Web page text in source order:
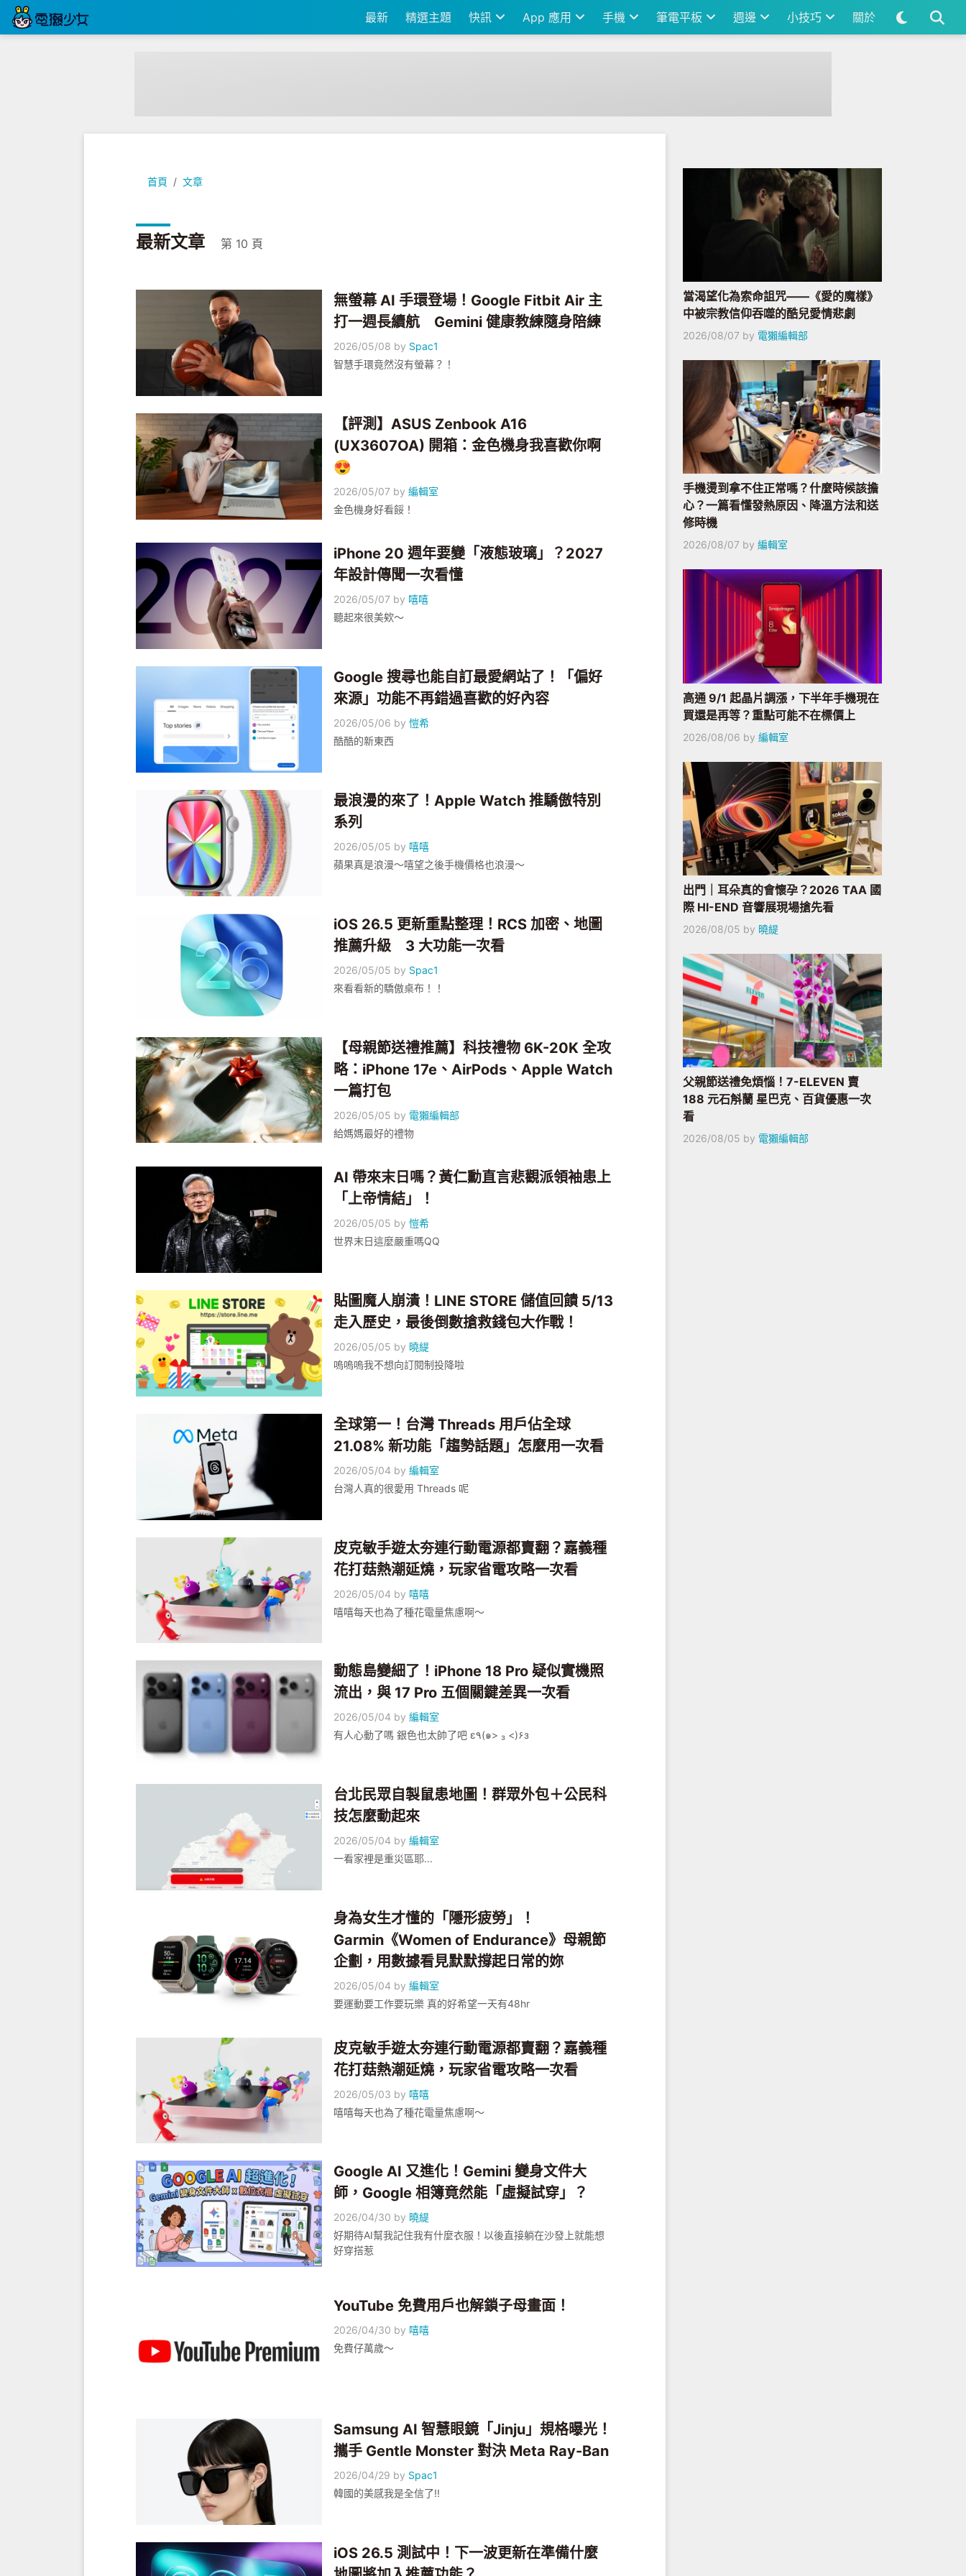
最新 精選主題 快訊 App 應用 手機 筆電平板 週邊 小技巧 關於
首頁 文章
最新文章 第 10 頁
無螢幕 AI 手環登場！Google Fitbit Air 主
打一週長續航 Gemini 健康教練隨身陪練
2026/05/08 by Spac1
​智慧手環竟然沒有螢幕？！
【評測】ASUS Zenbook A16
(UX3607OA) 開箱：金色機身我喜歡你啊
😍
2026/05/07 by編輯室
金色機身好看餒！
iPhone 20 週年要變「液態玻璃」？2027
年設計傳聞一次看懂
2026/05/07 by 嘻嘻
聽起來很美欸～
Google 搜尋也能自訂最愛網站了！「偏好
來源」功能不再錯過喜歡的好內容
2026/05/06 by愷希
酷酷的新東西
最浪漫的來了！Apple Watch 推驕傲特別
系列
2026/05/05 by 嘻嘻
蘋果真是浪漫～嘻望之後手機價格也浪漫～
iOS 26.5 更新重點整理！RCS 加密、地圖
推薦升級 3 大功能一次看
2026/05/05 by Spac1
來看看新的驕傲桌布！！
【母親節送禮推薦】科技禮物 6K-20K 全攻
略：iPhone 17e、AirPods、Apple Watch
一篇打包
2026/05/05 by 電獺編輯部
給媽媽最好的禮物
AI 帶來末日嗎？黃仁勳直言悲觀派領袖患上
「上帝情結」！
2026/05/05 by愷希
世界末日這麼嚴重嗎QQ
貼圖魔人崩潰！LINE STORE 儲值回饋 5/13
走入歷史，最後倒數搶救錢包大作戰！
2026/05/05 by 曉緹
嗚嗚嗚我不想向訂閱制投降啦
全球第一！台灣 Threads 用戶佔全球
21.08% 新功能「趨勢話題」怎麼用一次看
2026/05/04 by編輯室
台灣人真的很愛用 Threads 呢
皮克敏手遊太夯連行動電源都賣翻？嘉義種
花打菇熱潮延燒，玩家省電攻略一次看
2026/05/04 by 嘻嘻
嘻嘻每天也為了種花電量焦慮啊～
動態島變細了！iPhone 18 Pro 疑似實機照
流出，與 17 Pro 五個關鍵差異一次看
2026/05/04 by編輯室
有人心動了嗎 銀色也太帥了吧 ε٩(๑> ₃ <)۶з
台北民眾自製鼠患地圖！群眾外包＋公民科
技怎麼動起來
2026/05/04 by編輯室
一看家裡是重災區耶...
身為女生才懂的「隱形疲勞」！
Garmin《Women of Endurance》母親節
企劃，用數據看見默默撐起日常的妳
2026/05/04 by編輯室
要運動要工作要玩樂 真的好希望一天有48hr
皮克敏手遊太夯連行動電源都賣翻？嘉義種
花打菇熱潮延燒，玩家省電攻略一次看
2026/05/03 by 嘻嘻
嘻嘻每天也為了種花電量焦慮啊～
Google AI 又進化！Gemini 變身文件大
師，Google 相簿竟然能「虛擬試穿」？
2026/04/30 by 曉緹
好期待AI幫我記住我有什麼衣服！以後直接躺在沙發上就能想
好穿搭惹
YouTube 免費用戶也解鎖子母畫面！
2026/04/30 by 嘻嘻
免費仔萬歲～
Samsung AI 智慧眼鏡「Jinju」規格曝光！
攜手 Gentle Monster 對決 Meta Ray-Ban
2026/04/29 by Spac1
韓國的美感我是全信了!!
iOS 26.5 測試中！下一波更新在準備什麼
當渴望化為索命詛咒——《愛的魔樣》
中被宗教信仰吞噬的酷兒愛情悲劇
2026/08/07 by 電獺編輯部
手機燙到拿不住正常嗎？什麼時候該擔
心？一篇看懂發熱原因、降溫方法和送
修時機
2026/08/07 by 編輯室
高通 9/1 起晶片調漲，下半年手機現在
買還是再等？重點可能不在標價上
2026/08/06 by 編輯室
出門｜耳朵真的會懷孕？2026 TAA 國
際 HI-END 音響展現場搶先看
2026/08/05 by 曉緹
父親節送禮免煩惱！7-ELEVEN 賣
188 元石斛蘭 星巴克、百貨優惠一次
看
2026/08/05 by 電獺編輯部